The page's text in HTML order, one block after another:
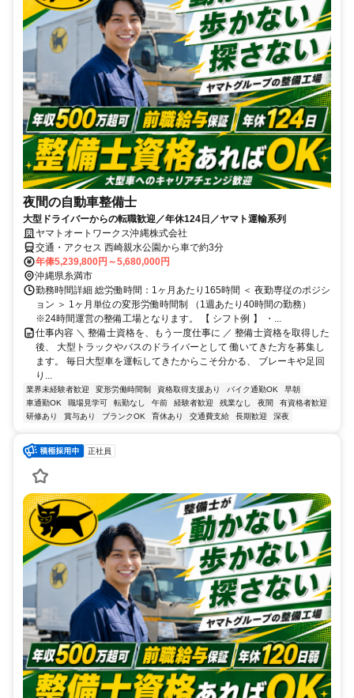
夜間の自動車整備士
大型ドライバーからの転職歓迎／年休124日／ヤマト運輸系列
ヤマトオートワークス沖縄株式会社
交通・アクセス 西崎親水公園から車で約3分
年俸5,239,800円～5,680,000円
沖縄県糸満市
勤務時間詳細 総労働時間：1ヶ月あたり165時間 ＜ 夜勤専従のポジシ
ョン ＞ 1ヶ月単位の変形労働時間制 （1週あたり40時間の勤務）
※24時間運営の整備工場となります。 【 シフト例 】 ・...
仕事内容 ＼ 整備士資格を、もう一度仕事に ／ 整備士資格を取得した
後、 大型トラックやバスのドライバーとして 働いてきた方を募集し
ます。 毎日大型車を運転してきたからこそ分かる、 ブレーキや足回
り...
業界未経験者歓迎 変形労働時間制 資格取得支援あり バイク通勤OK
早朝
車通勤OK
職場見学可 転勤なし 午前 経験者歓迎 残業なし 夜間
有資格者歓迎
研修あり
賞与あり ブランクOK 育休あり 交通費支給 長期歓迎 深夜
正社員